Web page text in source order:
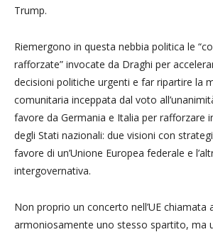
Trump.
Riemergono in questa nebbia politica le
rafforzate” invocate da Draghi per
decisioni politiche urgenti e far ripartire la
comunitaria inceppata dal voto
favore da Germania e Italia per rafforzare
degli Stati nazionali: due visioni con
favore di un’Unione Europea federale e
intergovernativa.
Non proprio un concerto nell’UE chiamata
armoniosamente uno stesso spartito, ma